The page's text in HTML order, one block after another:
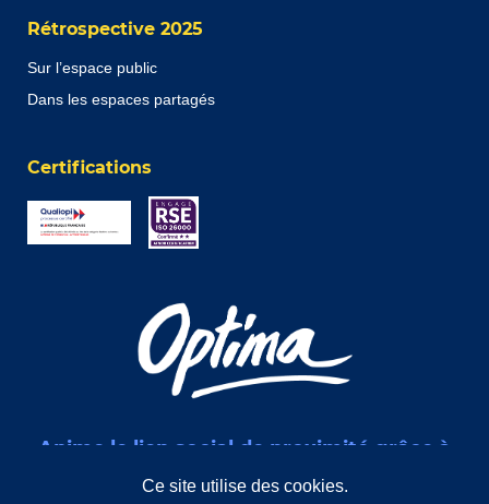
Rétrospective 2025
Sur l’espace public
Dans les espaces partagés
Certifications
Anime le lien social de proximité grâce à
des interventions de médiation sociale
Ce site utilise des cookies.